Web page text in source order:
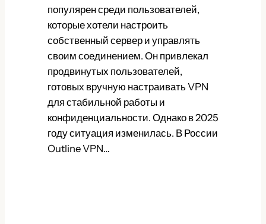
популярен среди пользователей,
которые хотели настроить
собственный сервер и управлять
своим соединением. Он привлекал
продвинутых пользователей,
готовых вручную настраивать VPN
для стабильной работы и
конфиденциальности. Однако в 2025
году ситуация изменилась. В России
Outline VPN…